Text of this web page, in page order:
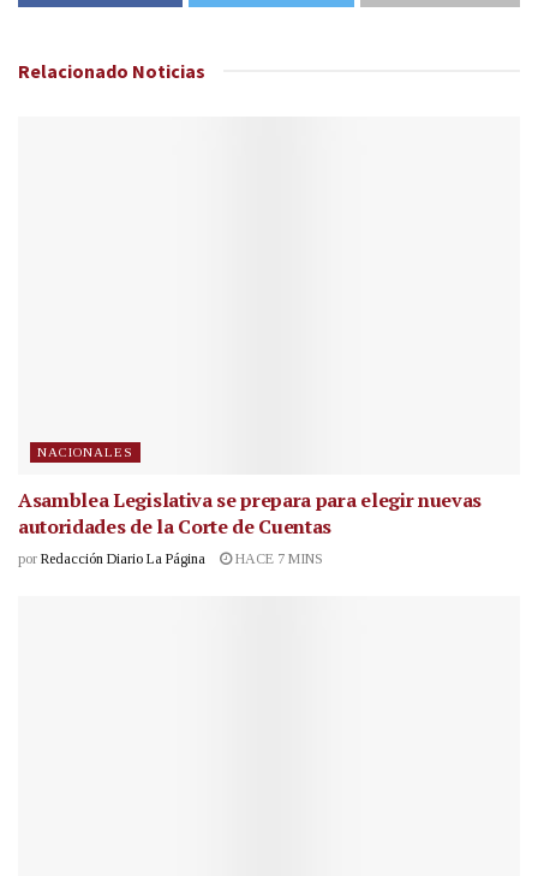
Relacionado Noticias
NACIONALES
Asamblea Legislativa se prepara para elegir nuevas
autoridades de la Corte de Cuentas
por Redacción Diario La Página HACE 7 MINS